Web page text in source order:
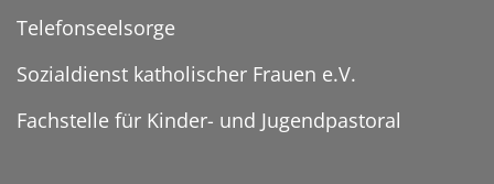
Telefonseelsorge
Sozialdienst katholischer Frauen e.V.
Fachstelle für Kinder- und Jugendpastoral